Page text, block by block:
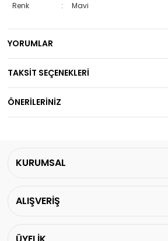
Renk : Mavi
YORUMLAR
TAKSİT SEÇENEKLERİ
ÖNERİLERİNİZ
KURUMSAL
ALIŞVERİŞ